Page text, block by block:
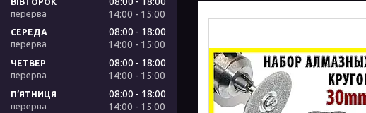
14:00
15:00
СЕРЕДА 08:00
18:00
14:00
15:00
ЧЕТВЕР 08:00
18:00
14:00
15:00
ПʼЯТНИЦЯ 08:00
18:00
14:00
15:00